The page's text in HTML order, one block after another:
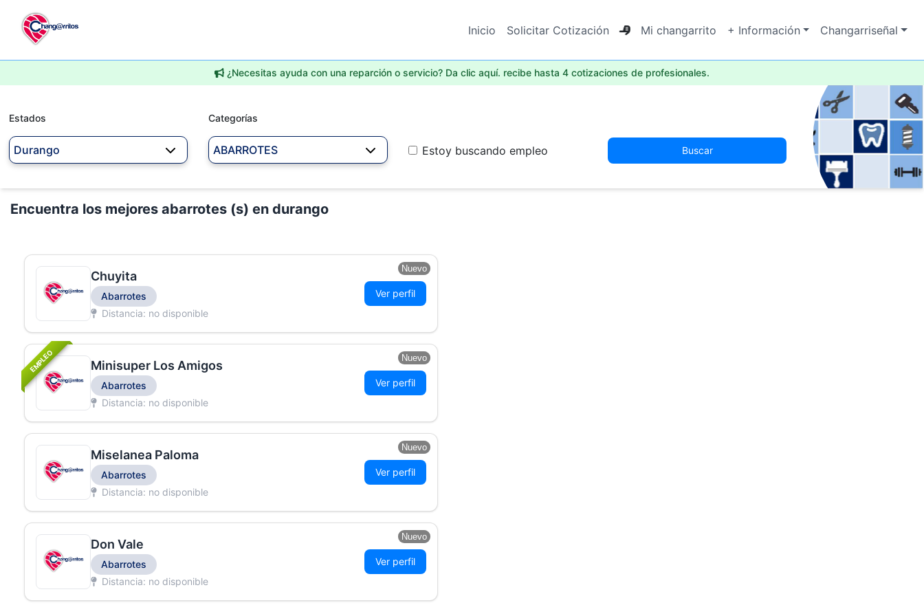
Inicio Solicitar Cotización Mi changarrito + Información Changarriseñal
¿Necesitas ayuda con una reparción o servicio? Da clic aquí. recibe hasta 4 cotizaciones de profesionales.
Estados
Durango
Categorías
ABARROTES Estoy buscando empleo Buscar
Encuentra los mejores abarrotes (s) en durango
Nuevo
Chuyita
Abarrotes
Distancia: no disponible
Ver perfil
EMPLEO Nuevo
Minisuper Los Amigos
Abarrotes
Distancia: no disponible
Ver perfil
Nuevo
Miselanea Paloma
Abarrotes
Distancia: no disponible
Ver perfil
Nuevo
Don Vale
Abarrotes
Distancia: no disponible
Ver perfil